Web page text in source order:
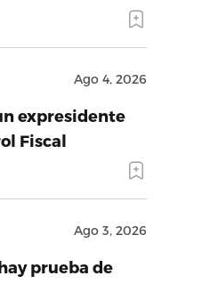
Ago 4, 2026
expresidente
Fiscal
Ago 3, 2026
prueba de